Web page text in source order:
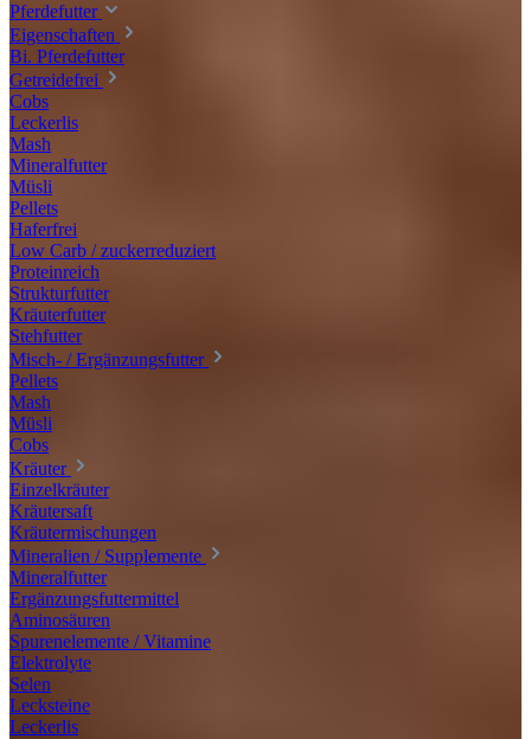
Pferdefutter
Eigenschaften
Bi. Pferdefutter
Getreidefrei
Cobs
Leckerlis
Mash
Mineralfutter
Müsli
Pellets
Haferfrei
Low Carb / zuckerreduziert
Proteinreich
Strukturfutter
Kräuterfutter
Stehfutter
Misch- / Ergänzungsfutter
Pellets
Mash
Müsli
Cobs
Kräuter
Einzelkräuter
Kräutersaft
Kräutermischungen
Mineralien / Supplemente
Mineralfutter
Ergänzungsfuttermittel
Aminosäuren
Spurenelemente / Vitamine
Elektrolyte
Selen
Lecksteine
Leckerlis